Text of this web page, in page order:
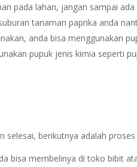
pada lahan, jangan sampai
tanaman paprika anda
anda bisa menggunakan
pupuk jenis kimia seperti
selesai, berikutnya adalah
bisa membelinya di toko bibit